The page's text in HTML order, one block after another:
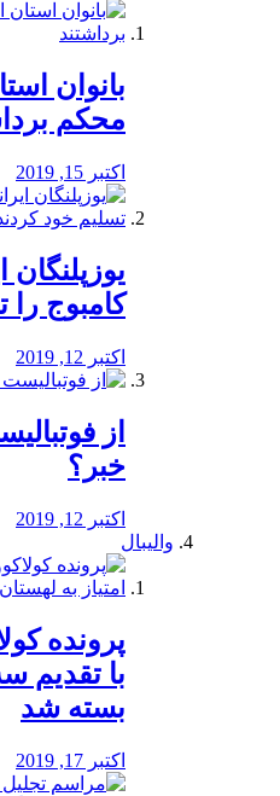
بانوان
محكم
اکتبر 15, 2019
یوزپلنگان
کامبوج را
اکتبر 12, 2019
از
خبر؟
اکتبر 12, 2019
والیبال
پرونده
با تقدیم
بسته شد
اکتبر 17, 2019